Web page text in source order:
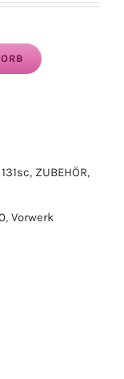
, ZUBEHÖR,
, Vorwerk